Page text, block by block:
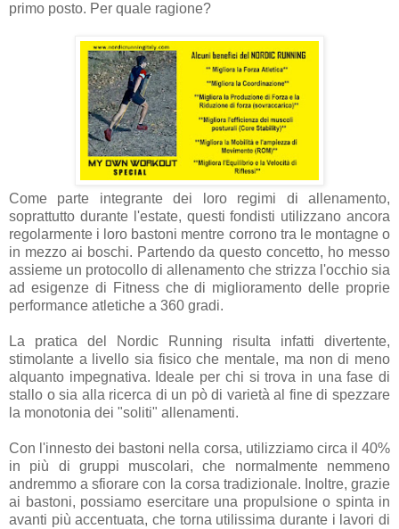
primo posto. Per quale ragione?
Come parte integrante dei loro regimi di allenamento,
soprattutto durante l'estate, questi fondisti utilizzano ancora
regolarmente i loro bastoni mentre corrono tra le montagne o
in mezzo ai boschi. Partendo da questo concetto, ho messo
assieme un protocollo di allenamento che strizza l'occhio sia
ad esigenze di Fitness che di miglioramento delle proprie
performance atletiche a 360 gradi.
La pratica del Nordic Running risulta infatti divertente,
stimolante a livello sia fisico che mentale, ma non di meno
alquanto impegnativa. Ideale per chi si trova in una fase di
stallo o sia alla ricerca di un pò di varietà al fine di spezzare
la monotonia dei "soliti" allenamenti.
Con l'innesto dei bastoni nella corsa, utilizziamo circa il 40%
in più di gruppi muscolari, che normalmente nemmeno
andremmo a sfiorare con la corsa tradizionale. Inoltre, grazie
ai bastoni, possiamo esercitare una propulsione o spinta in
avanti più accentuata, che torna utilissima durante i lavori di